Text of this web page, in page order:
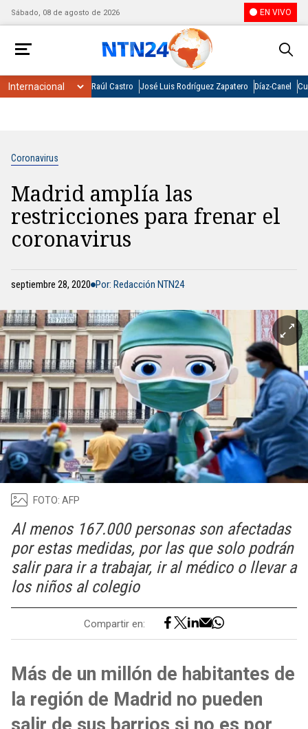
Sábado, 08 de agosto de 2026 EN VIVO
Raúl Castro José Luis Rodríguez Zapatero Díaz-Canel
Coronavirus
Madrid amplía las
restricciones para frenar el
coronavirus
septiembre 28, 2020 Por: Redacción NTN24
FOTO: AFP
Al menos 167.000 personas son afectadas
por estas medidas, por las que solo podrán
salir para ir a trabajar, ir al médico o llevar a
los niños al colegio
Compartir en:
Más de un millón de habitantes de
la región de Madrid no pueden